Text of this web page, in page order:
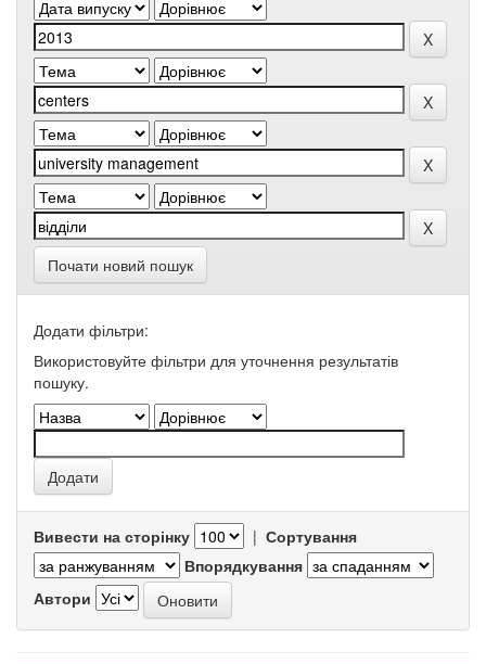
Почати новий пошук
Додати фільтри:
Використовуйте фільтри для уточнення результатів
пошуку.
Вивести на сторінку | Сортування
Впорядкування
Автори